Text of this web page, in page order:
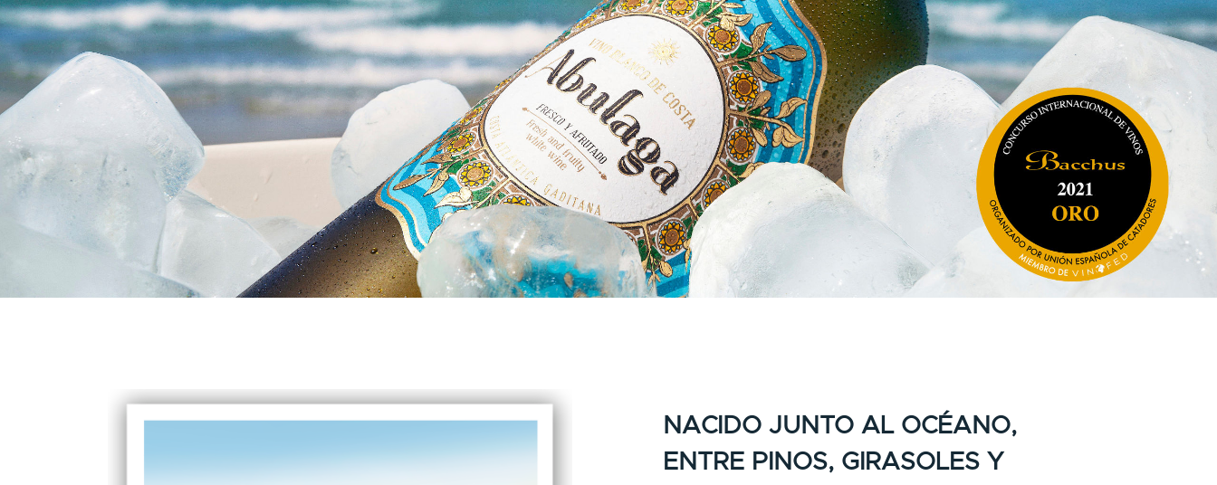
NACIDO JUNTO AL OCÉANO,
ENTRE PINOS, GIRASOLES Y